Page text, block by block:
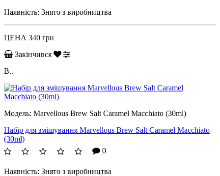
Наявність: Знято з виробництва
ЦЕНА 340 грн
Закінчився
B..
Модель: Marvellous Brew Salt Caramel Macchiato (30ml)
Набір для змішування Marvellous Brew Salt Caramel Macchiato
(30ml)
0
Наявність: Знято з виробництва